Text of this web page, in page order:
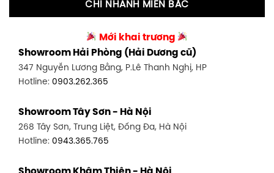
0986.71.8448
Showroom Thuận An - Bình Dương
66 đường DT743, An Phú, Thuận An, Bình Dương
Showroom Biên Hòa - Đồng Nai
452 Nguyễn Ái Quốc, Tân Tiến, TP. Biên Hòa, Đồng Nai
27-29 Nguyễn Sỹ Sách, Hưng Bình, TP Vinh, Nghệ An
Hotline:0943.960.966
Showroom Buôn Ma Thuột
Hotline:0934.02.18.18
CHI NHÁNH MIỀN BẮC
Mới khai trương
Showroom Hải Phòng (Hải Dương cũ)
347 Nguyễn Lương Bằng, P.Lê Thanh Nghị, HP
Hotline: 0903.262.365
Showroom Tây Sơn - Hà Nội
268 Tây Sơn, Trung Liệt, Đống Đa, Hà Nội
Hotline: 0943.365.765